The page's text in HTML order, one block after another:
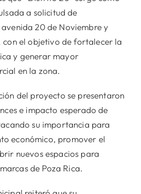
a solicitud de
20 de Noviembre y
con el objetivo de fortalecer la
y generar mayor
en la zona.
del proyecto se presentaron
e impacto esperado de
su importancia para
económico, promover el
nuevos espacios para
de Poza Rica.